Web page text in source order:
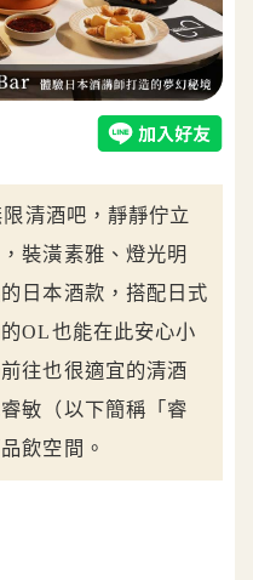
清酒吧，靜靜佇立
裝潢素雅、燈光明
日本酒款，搭配日式
OL也能在此安心小
往也很適宜的清酒
敏（以下簡稱「睿
飲空間。